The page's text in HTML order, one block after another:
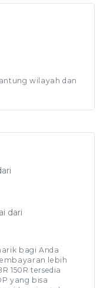
wilayah dan
dari
bagi Anda
lebih
150R tersedia
yang bisa